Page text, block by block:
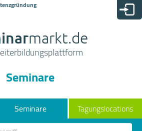
markt.de
Seminare
Seminare Tagungslocations